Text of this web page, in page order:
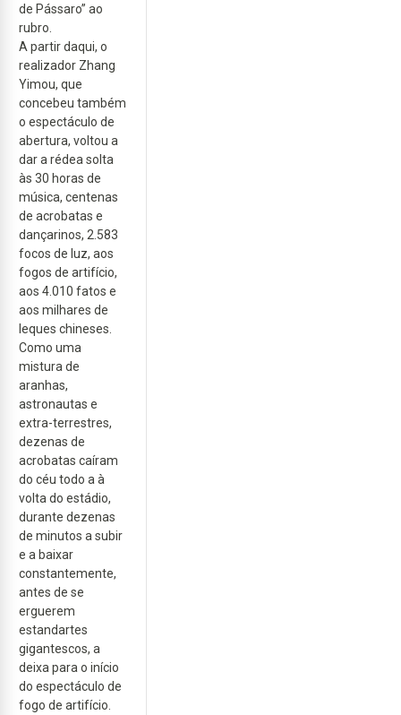
de Pássaro” ao
rubro.
A partir daqui, o
realizador Zhang
Yimou, que
concebeu também
o espectáculo de
abertura, voltou a
dar a rédea solta
às 30 horas de
música, centenas
de acrobatas e
dançarinos, 2.583
focos de luz, aos
fogos de artifício,
aos 4.010 fatos e
aos milhares de
leques chineses.
Como uma
mistura de
aranhas,
astronautas e
extra-terrestres,
dezenas de
acrobatas caíram
do céu todo a à
volta do estádio,
durante dezenas
de minutos a subir
e a baixar
constantemente,
antes de se
erguerem
estandartes
gigantescos, a
deixa para o início
do espectáculo de
fogo de artifício.